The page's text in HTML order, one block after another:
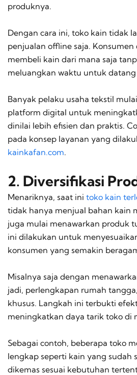
produknya.
Dengan cara ini, toko kain tidak
penjualan offline saja.
membeli kain dari mana saja
meluangkan waktu untuk
Banyak pelaku usaha tekstil
platform digital untuk
dinilai lebih efisien dan praktis.
pada konsep layanan yang
kainkafan.com.
2. Diversifikasi
Menariknya, saat ini toko kain
tidak hanya menjual bahan kain
juga mulai menawarkan produk
ini dilakukan untuk
konsumen yang semakin
Misalnya saja dengan
jadi, perlengkapan rumah
khusus. Langkah ini terbukti
meningkatkan daya tarik toko di
Sebagai contoh, beberapa toko
lengkap seperti kain yang sudah
dikemas sesuai kebutuhan